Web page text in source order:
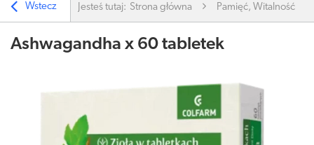
Wstecz Jesteś tutaj: Strona główna Pamięć, Witalność
Ashwagandha x 60 tabletek